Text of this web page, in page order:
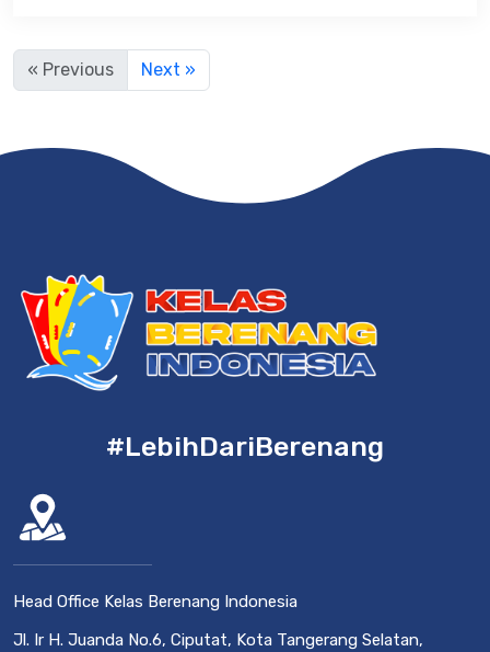
« Previous Next »
#LebihDariBerenang
Head Office Kelas Berenang Indonesia
Jl. Ir H. Juanda No.6, Ciputat, Kota Tangerang Selatan,